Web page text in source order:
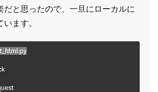
だと思ったので、一旦にローカルに
ます。
py
request